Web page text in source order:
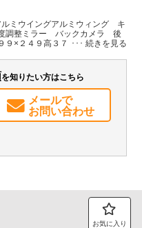
ミウイングアルミウィング キ
調整ミラー バックカメラ 後
×２４９高３７６ 荷台内寸９
を知りたい方はこちら
メールで
お問い合わせ
お気に入り